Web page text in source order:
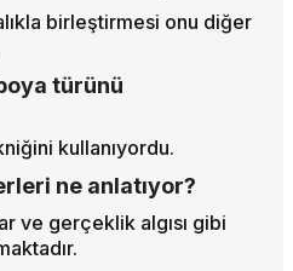
birleştirmesi onu diğer
türünü
kullanıyordu.
ne anlatıyor?
ve gerçeklik algısı gibi